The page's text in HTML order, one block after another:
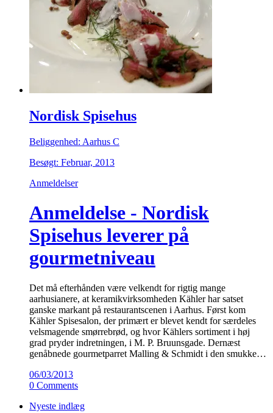
Nordisk Spisehus
Beliggenhed: Aarhus C
Besøgt: Februar, 2013
Anmeldelser
Anmeldelse - Nordisk
Spisehus leverer på
gourmetniveau
Det må efterhånden være velkendt for rigtig mange
aarhusianere, at keramikvirksomheden Kähler har satset
ganske markant på restaurantscenen i Aarhus. Først kom
Kähler Spisesalon, der primært er blevet kendt for særdeles
velsmagende smørrebrød, og hvor Kählers sortiment i høj
grad pryder indretningen, i M. P. Bruunsgade. Dernæst
genåbnede gourmetparret Malling & Schmidt i den smukke…
06/03/2013
0 Comments
Nyeste indlæg